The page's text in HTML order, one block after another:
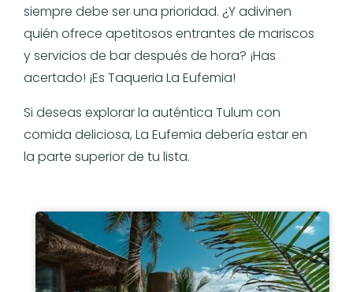
siempre debe ser una prioridad. ¿Y adivinen
quién ofrece apetitosos entrantes de mariscos
y servicios de bar después de hora? ¡Has
acertado! ¡Es Taqueria La Eufemia!
Si deseas explorar la auténtica Tulum con
comida deliciosa, La Eufemia debería estar en
la parte superior de tu lista.